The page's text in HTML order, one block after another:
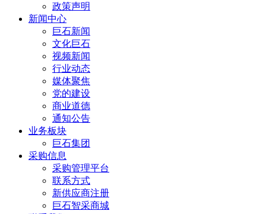
政策声明
新闻中心
巨石新闻
文化巨石
视频新闻
行业动态
媒体聚焦
党的建设
商业道德
通知公告
业务板块
巨石集团
采购信息
采购管理平台
联系方式
新供应商注册
巨石智采商城